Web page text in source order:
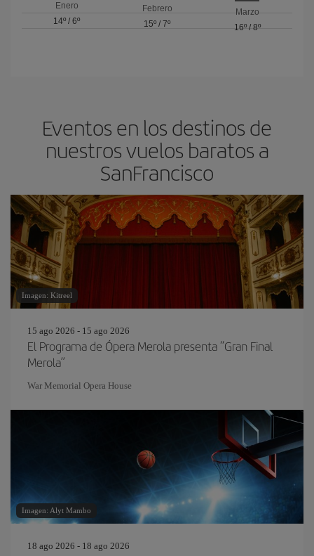
Enero
14º /6º
Febrero
15º / 7º
Marzo
16º/ 8º
Eventos en los destinos de
nuestros vuelos baratos a
SanFrancisco
Imagen: Kitreel
15 ago 2026 - 15 ago 2026
El Programa de Ópera Merola presenta “Gran Final
Merola”
War Memorial Opera House
Imagen: Alyt Mambo
18 ago 2026 - 18 ago 2026